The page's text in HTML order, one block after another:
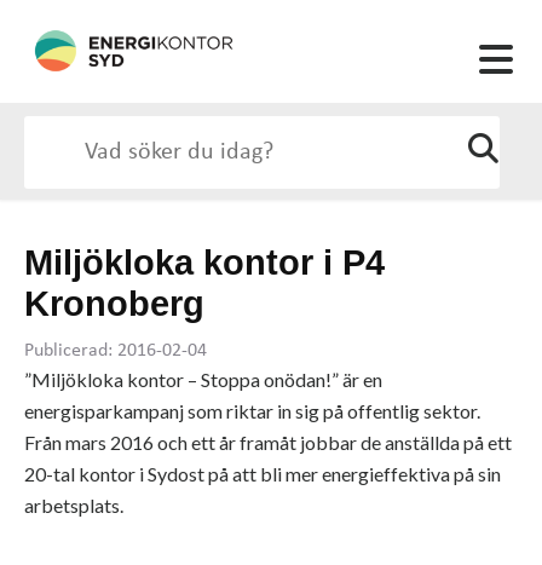
Miljökloka kontor i P4
Kronoberg
Publicerad: 2016-02-04
”Miljökloka kontor – Stoppa onödan!” är en
energisparkampanj som riktar in sig på offentlig sektor.
Från mars 2016 och ett år framåt jobbar de anställda på ett
20-tal kontor i Sydost på att bli mer energieffektiva på sin
arbetsplats.